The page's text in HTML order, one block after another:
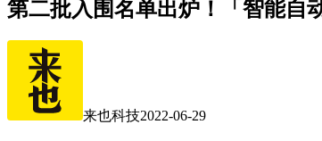
第二批入围名单出炉！「智能自
来也科技2022-06-29